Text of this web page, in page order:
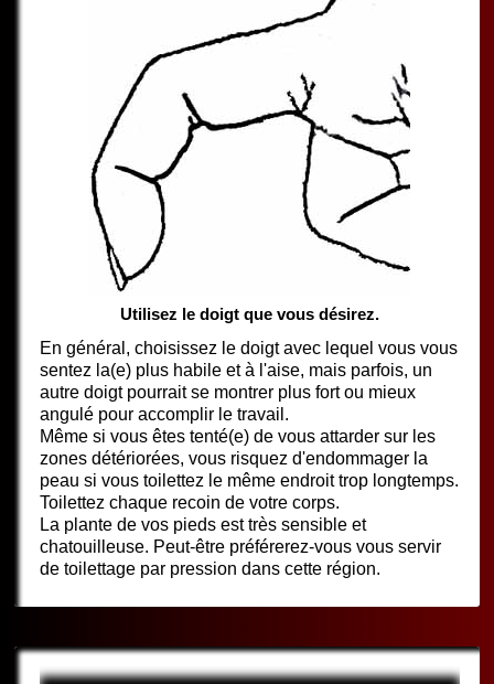
Utilisez le doigt que vous désirez.
En général, choisissez le doigt avec lequel vous vous
sentez la(e) plus habile et à l'aise, mais parfois, un
autre doigt pourrait se montrer plus fort ou mieux
angulé pour accomplir le travail.
Même si vous êtes tenté(e) de vous attarder sur les
zones détériorées, vous risquez d'endommager la
peau si vous toilettez le même endroit trop longtemps.
Toilettez chaque recoin de votre corps.
La plante de vos pieds est très sensible et
chatouilleuse. Peut-être préférerez-vous vous servir
de toilettage par pression dans cette région.